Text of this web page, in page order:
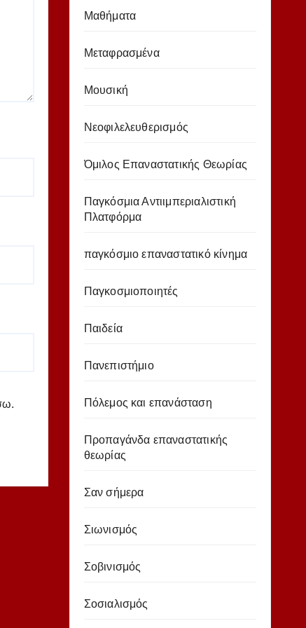
Μαθήματα
Μεταφρασμένα
Μουσική
Νεοφιλελευθερισμός
Όμιλος Επαναστατικής Θεωρίας
Παγκόσμια Αντιιμπεριαλιστική
Πλατφόρμα
παγκόσμιο επαναστατικό κίνημα
Παγκοσμιοποιητές
Παιδεία
Πανεπιστήμιο
Πόλεμος και επανάσταση
Προπαγάνδα επαναστατικής
θεωρίας
Σαν σήμερα
Σιωνισμός
Σοβινισμός
Σοσιαλισμός